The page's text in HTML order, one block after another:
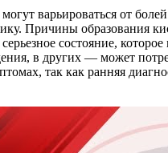
варьироваться от
Причины образования
состояние,
в других — может
так как ранняя